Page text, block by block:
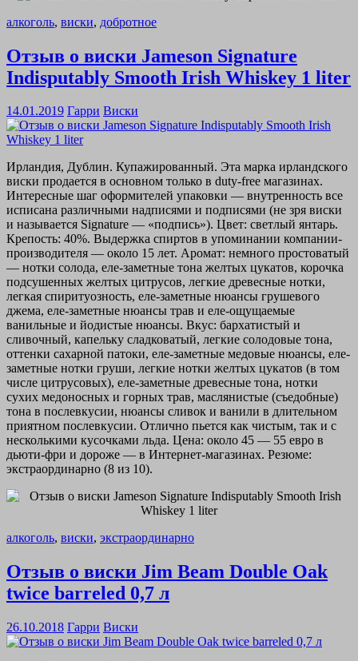
алкоголь, виски, добротное
Отзыв о виски Jameson Signature
Indisputably Smooth Irish Whiskey 1 liter
14.01.2019 Гарри Виски
Ирландия, Дублин. Купажированный. Эта марка ирландского
виски продается в основном только в duty-free магазинах.
Интересные шаг оформителей упаковки — внутренность все
исписана различными надписями и подписями (не зря виски
и называется Signature — «подпись»). Цвет: светлый янтарь.
Крепость: 40%. Выдержка спиртов в упоминании компании-
производителя — около 15 лет. Аромат: немного простоватый
— нотки солода, еле-заметные тона желтых цукатов, корочка
подсушенных желтых цитрусов, легкие древесные нотки,
легкая спиритуозность, еле-заметные нюансы грушевого
джема, еле-заметные нюансы трав и еле-ощущаемые
ванильные и йодистые нюансы. Вкус: бархатистый и
сливочный, капельку сладковатый, легкие солодовые тона,
оттенки сахарной патоки, еле-заметные медовые нюансы, еле-
заметные нотки груши, легкие нотки желтых цукатов (в том
числе цитрусовых), еле-заметные древесные тона, нотки
сухих медоносных и горных трав, маслянистые (съедобные)
тона в послевкусии, нюансы сливок и ванили в длительном
приятном послевкусии. Отлично пьется как чистым, так и с
несколькими кусочками льда. Цена: около 45 — 55 евро в
дьюти-фри и дороже — в Интернет-магазинах. Резюме:
экстраординарно (8 из 10).
алкоголь, виски, экстраординарно
Отзыв о виски Jim Beam Double Oak
twice barreled 0,7 л
26.10.2018 Гарри Виски